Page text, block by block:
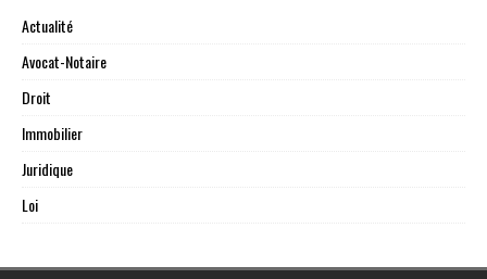
Actualité
Avocat-Notaire
Droit
Immobilier
Juridique
Loi